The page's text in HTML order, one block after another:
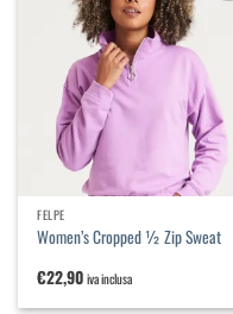
desideri
FELPE
Women’s Cropped ½ Zip Sweat
€22,90iva inclusa